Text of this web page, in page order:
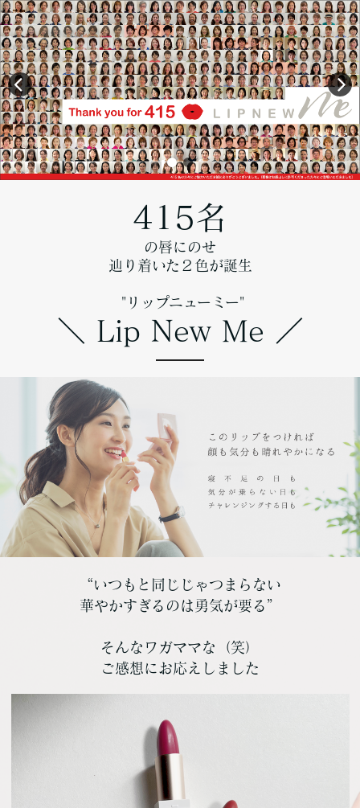
415名
の唇にのせ
辿り着いた２色が誕生
"リップニューミー"
＼ Lip New Me ／
“いつもと同じじゃつまらない
華やかすぎるのは勇気が要る”
そんなワガママな（笑）
ご感想にお応えしました